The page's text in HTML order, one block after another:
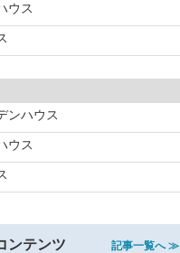
ウス
ンハウス
ウス
ンテンツ 記事一覧へ ≫